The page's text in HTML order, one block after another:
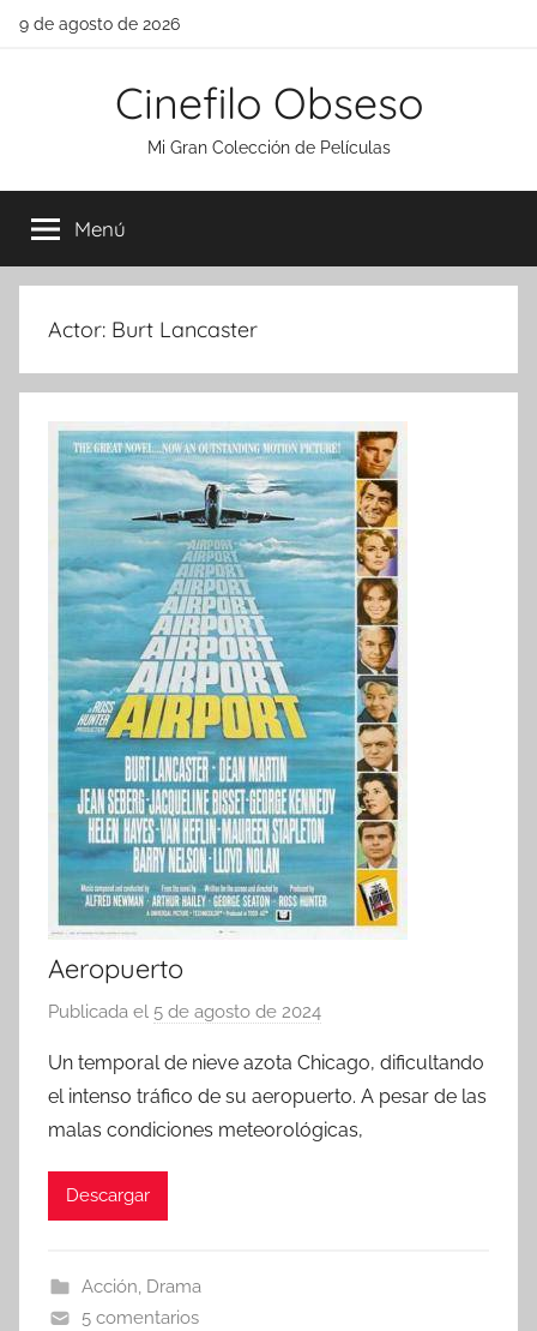
Saltar
9 de agosto de 2026
Cinefilo Obseso
Mi Gran Colección de Películas
Menú
Actor: Burt Lancaster
Aeropuerto
Publicada el 5 de agosto de 2024
r
Un temporal de nieve azota Chicago, dificultando
el intenso tráfico de su aeropuerto. A pesar de las
malas condiciones meteorológicas,
Descargar
Acción, Drama
5 comentarios